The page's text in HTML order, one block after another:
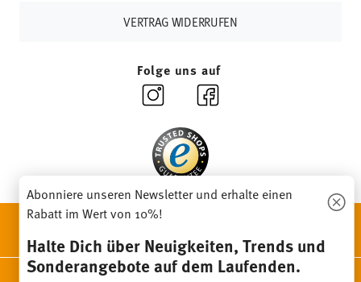
VERTRAG WIDERRUFEN
Folge uns auf
ENTDECKE UNSERE MARKEN
Design & Funktionalität für Dein Zuhause
Abonniere unseren Newsletter und erhalte einen
Rabatt im Wert von 10%!
Halte Dich über Neuigkeiten, Trends und
Sonderangebote auf dem Laufenden.